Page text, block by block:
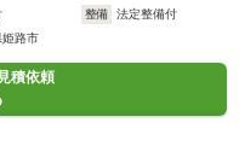
整備
法定整備付
姫路市
積依頼